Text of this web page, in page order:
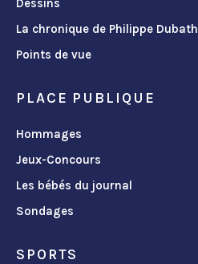
Dessins
La chronique de Philippe Dubath
Points de vue
PLACE PUBLIQUE
Hommages
Jeux-Concours
Les bébés du journal
Sondages
SPORTS